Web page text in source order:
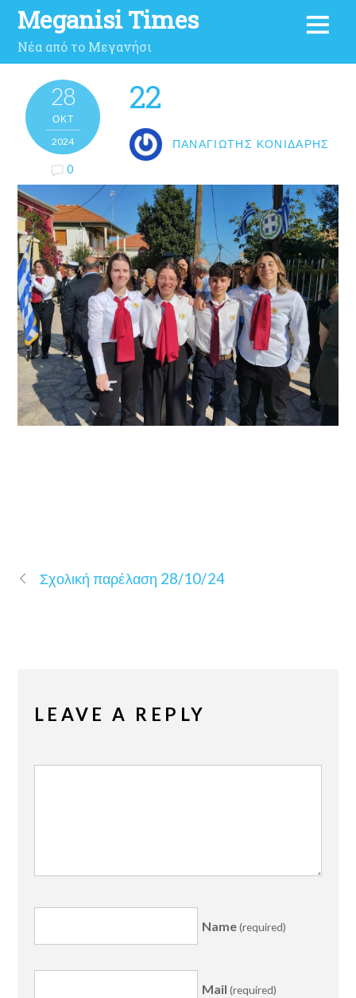
Meganisi Times
Νέα από το Μεγανήσι
28
ΟΚΤ
2024
0
22
ΠΑΝΑΓΙΏΤΗΣ ΚΟΝΙΔΆΡΗΣ
Σχολική παρέλαση 28/10/24
LEAVE A REPLY
Name(required)
Mail (required)